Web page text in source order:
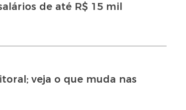
de até R$ 15 mil
veja o que muda nas